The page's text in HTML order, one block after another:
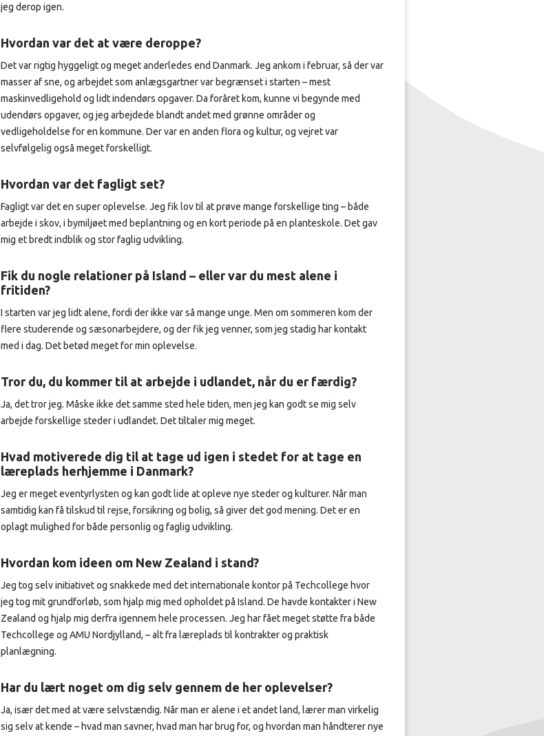
jeg derop igen.
Hvordan var det at være deroppe?
Det var rigtig hyggeligt og meget anderledes end Danmark. Jeg ankom i februar, så der var
masser af sne, og arbejdet som anlægsgartner var begrænset i starten – mest
maskinvedligehold og lidt indendørs opgaver. Da foråret kom, kunne vi begynde med
udendørs opgaver, og jeg arbejdede blandt andet med grønne områder og
vedligeholdelse for en kommune. Der var en anden flora og kultur, og vejret var
selvfølgelig også meget forskelligt.
Hvordan var det fagligt set?
Fagligt var det en super oplevelse. Jeg fik lov til at prøve mange forskellige ting – både
arbejde i skov, i bymiljøet med beplantning og en kort periode på en planteskole. Det gav
mig et bredt indblik og stor faglig udvikling.
Fik du nogle relationer på Island – eller var du mest alene i
fritiden?
I starten var jeg lidt alene, fordi der ikke var så mange unge. Men om sommeren kom der
flere studerende og sæsonarbejdere, og der fik jeg venner, som jeg stadig har kontakt
med i dag. Det betød meget for min oplevelse.
Tror du, du kommer til at arbejde i udlandet, når du er færdig?
Ja, det tror jeg. Måske ikke det samme sted hele tiden, men jeg kan godt se mig selv
arbejde forskellige steder i udlandet. Det tiltaler mig meget.
Hvad motiverede dig til at tage ud igen i stedet for at tage en
læreplads herhjemme i Danmark?
Jeg er meget eventyrlysten og kan godt lide at opleve nye steder og kulturer. Når man
samtidig kan få tilskud til rejse, forsikring og bolig, så giver det god mening. Det er en
oplagt mulighed for både personlig og faglig udvikling.
Hvordan kom ideen om New Zealand i stand?
Jeg tog selv initiativet og snakkede med det internationale kontor på Techcollege hvor
jeg tog mit grundforløb, som hjalp mig med opholdet på Island. De havde kontakter i New
Zealand og hjalp mig derfra igennem hele processen. Jeg har fået meget støtte fra både
Techcollege og AMU Nordjylland, – alt fra læreplads til kontrakter og praktisk
planlægning.
Har du lært noget om dig selv gennem de her oplevelser?
Ja, især det med at være selvstændig. Når man er alene i et andet land, lærer man virkelig
sig selv at kende – hvad man savner, hvad man har brug for, og hvordan man håndterer nye